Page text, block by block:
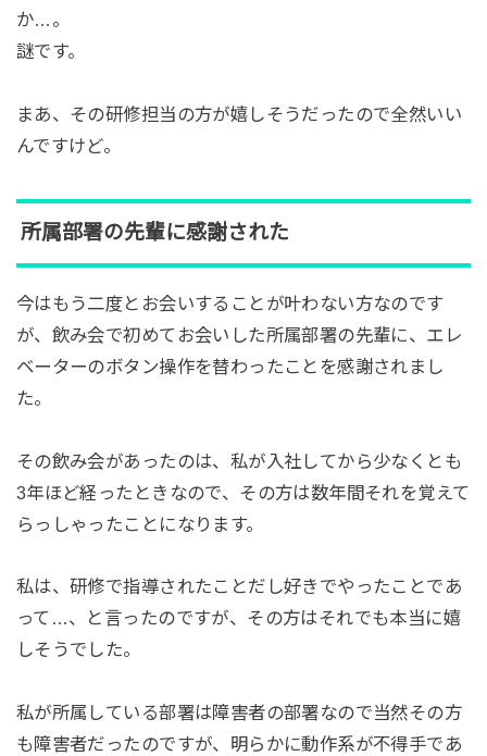
か…。
謎です。
まあ、その研修担当の方が嬉しそうだったので全然いい
んですけど。
所属部署の先輩に感謝された
今はもう二度とお会いすることが叶わない方なのです
が、飲み会で初めてお会いした所属部署の先輩に、エレ
ベーターのボタン操作を替わったことを感謝されまし
た。
その飲み会があったのは、私が入社してから少なくとも
3年ほど経ったときなので、その方は数年間それを覚えて
らっしゃったことになります。
私は、研修で指導されたことだし好きでやったことであ
って…、と言ったのですが、その方はそれでも本当に嬉
しそうでした。
私が所属している部署は障害者の部署なので当然その方
も障害者だったのですが、明らかに動作系が不得手であ